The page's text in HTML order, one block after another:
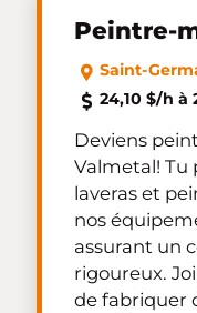
Peintre-
Saint-
24,10 $/h à
Deviens
Valmetal! Tu
laveras et
nos
assurant un
rigoureux.
de fabriquer